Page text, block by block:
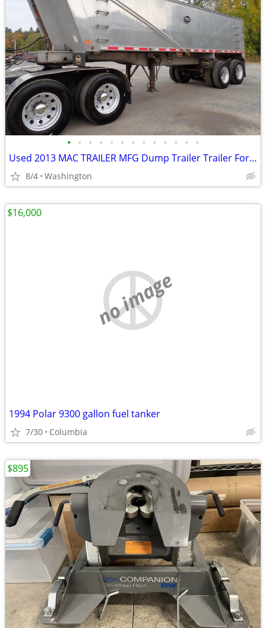
• • • • • • • • • • • • •
Used 2013 MAC TRAILER MFG Dump Trailer Trailer For Sale
8/4 Washington
no image
1994 Polar 9300 gallon fuel tanker
7/30 Columbia
$16,000
$895